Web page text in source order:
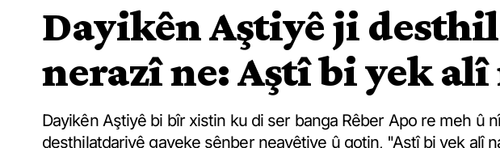
Dayikên Aştiyê ji
nerazî ne: Aştî bi yek alî
Dayikên Aştiyê bi bîr xistin ku di ser banga Rêber Apo re meh û
desthilatdariyê gaveke şênber neavêtiye û gotin, "Aştî bi yek alî